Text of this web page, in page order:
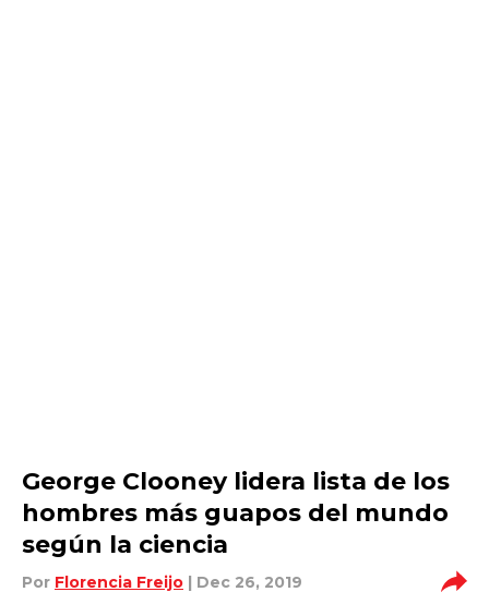
George Clooney lidera lista de los
hombres más guapos del mundo
según la ciencia
Por Florencia Freijo | Dec 26, 2019